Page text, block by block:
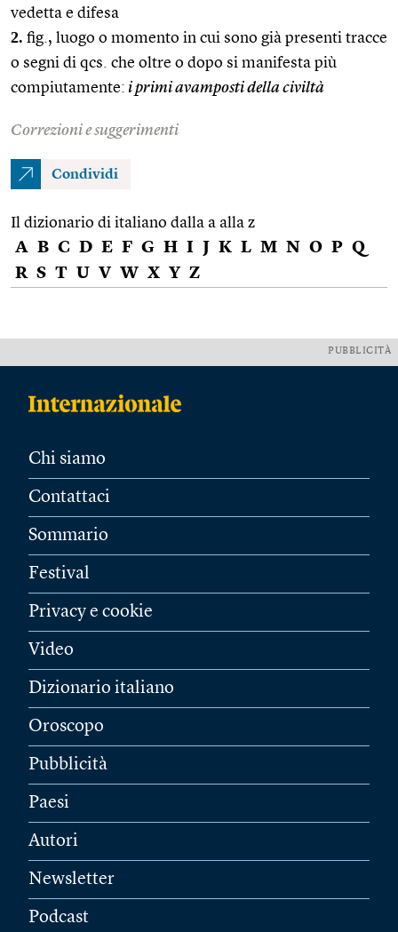
vedetta e difesa
2. fig., luogo o momento in cui sono già presenti tracce
o segni di qcs. che oltre o dopo si manifesta più
compiutamente: i primi avamposti della civiltà
Correzioni e suggerimenti
Condividi
Il dizionario di italiano dalla a alla z
A B C D E F G H I J K L M N O P Q
R S T U V W X Y Z
PUBBLICITÀ
Chi siamo
Contattaci
Sommario
Festival
Privacy e cookie
Video
Dizionario italiano
Oroscopo
Pubblicità
Paesi
Autori
Newsletter
Podcast